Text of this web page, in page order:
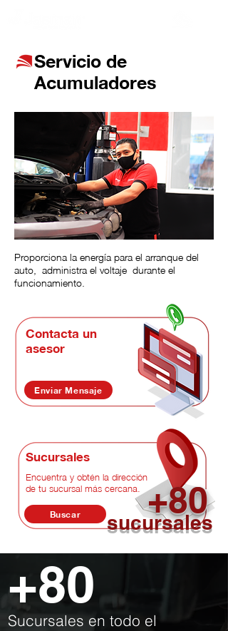
Servicio de
Acumuladores
Proporciona la energía para el arranque del
auto, administra el voltaje durante el
funcionamiento.
Encuentra y obtén la dirección
de tu sucursal más cercana.
sucursales
Contacta un
asesor
Enviar Mensaje
Sucursales
Buscar +80
+80
Sucursales en todo el